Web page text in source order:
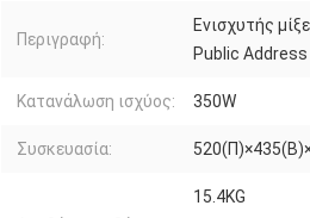
Περιγραφή:
Ενισχυτής
Public Address
Κατανάλωση ισχύος: 350W
Συσκευασία:
15.4KG